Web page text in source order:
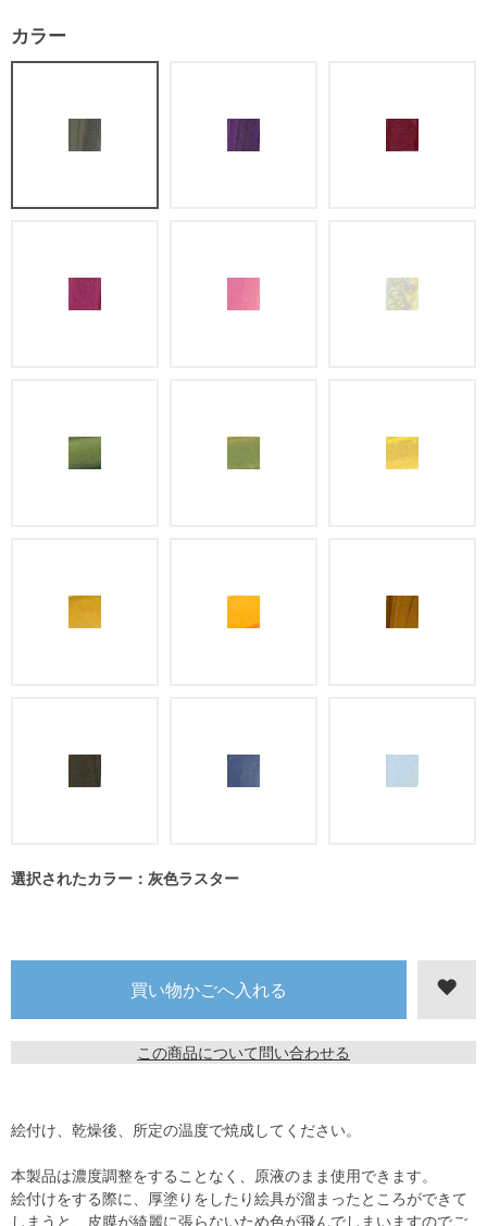
カラー
選択されたカラー：灰色ラスター
この商品について問い合わせる
絵付け、乾燥後、所定の温度で焼成してください。
本製品は濃度調整をすることなく、原液のまま使用できます。
絵付けをする際に、厚塗りをしたり絵具が溜まったところができて
しまうと、皮膜が綺麗に張らないため色が飛んでしまいますのでご